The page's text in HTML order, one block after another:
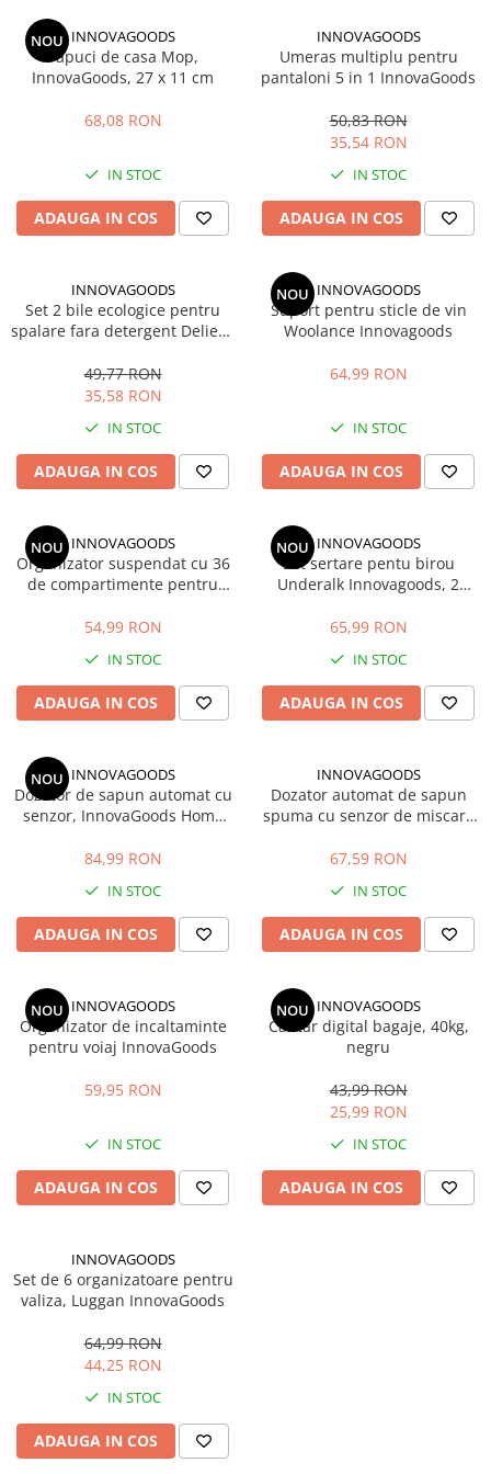
Accesorii Electrocasnice Mici
Filtre Purificatoare Aer
Accesorii Piese Aer Conditionat
NOU INNOVAGOODS
Papuci de casa Mop,
InnovaGoods, 27 x 11 cm
68,08 RON
IN STOC
ADAUGA IN COS
INNOVAGOODS
Umeras multiplu pentru
pantaloni 5 in 1 InnovaGoods
50,83 RON
35,54 RON
IN STOC
ADAUGA IN COS
INNOVAGOODS
Set 2 bile ecologice pentru
spalare fara detergent Delieco
49,77 RON
35,58 RON
IN STOC
ADAUGA IN COS
NOU INNOVAGOODS
Suport pentru sticle de vin
Woolance Innovagoods
64,99 RON
IN STOC
ADAUGA IN COS
NOU INNOVAGOODS
Organizator suspendat cu 36
de compartimente pentru
54,99 RON
IN STOC
ADAUGA IN COS
NOU INNOVAGOODS
Set sertare pentu birou
Underalk Innovagoods, 2
65,99 RON
IN STOC
ADAUGA IN COS
NOU INNOVAGOODS
Dozator de sapun automat cu
senzor, InnovaGoods Home
84,99 RON
IN STOC
ADAUGA IN COS
INNOVAGOODS
Dozator automat de sapun
spuma cu senzor de miscare
67,59 RON
IN STOC
ADAUGA IN COS
NOU INNOVAGOODS
Organizator de incaltaminte
pentru voiaj InnovaGoods
59,95 RON
IN STOC
ADAUGA IN COS
NOU INNOVAGOODS
Cantar digital bagaje, 40kg,
negru
43,99 RON
25,99 RON
IN STOC
ADAUGA IN COS
INNOVAGOODS
Set de 6 organizatoare pentru
valiza, Luggan InnovaGoods
64,99 RON
44,25 RON
IN STOC
ADAUGA IN COS